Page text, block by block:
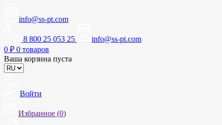
info@ss-pt.com
8 800 25 053 25
info@ss-pt.com
0 ₽ 0 товаров
Ваша корзина пуста
Войти
Избранное (0)